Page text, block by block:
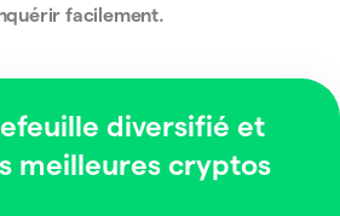
facilement.
diversifié et
meilleures cryptos